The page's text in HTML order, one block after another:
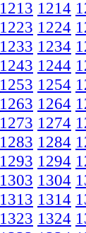
1213 1214
1223 1224
1233 1234
1243 1244
1253 1254
1263 1264
1273 1274
1283 1284
1293 1294
1303 1304
1313 1314
1323 1324